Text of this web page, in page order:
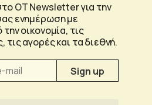
OT Newsletter για την
ενημέρωση με
οικονομία, τις
τις αγορές και τα διεθνή.